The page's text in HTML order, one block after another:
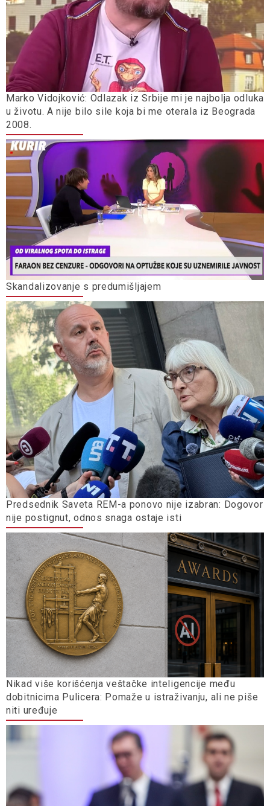
Marko Vidojković: Odlazak iz Srbije mi je najbolja odluka
u životu. A nije bilo sile koja bi me oterala iz Beograda
2008.
Skandalizovanje s predumišljajem
Predsednik Saveta REM-a ponovo nije izabran: Dogovor
nije postignut, odnos snaga ostaje isti
Nikad više korišćenja veštačke inteligencije među
dobitnicima Pulicera: Pomaže u istraživanju, ali ne piše
niti uređuje